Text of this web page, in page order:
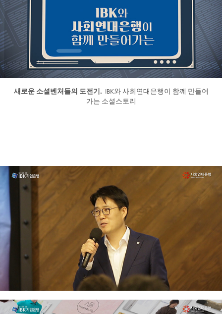
새로운 소셜벤처들의 도전기. IBK와 사회연대은행이 함꼐 만들어
가는 소셜스토리